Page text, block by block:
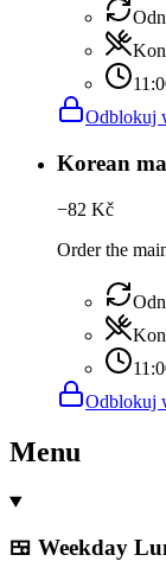
Odblokuj
Korean
−82 Kč
Order the
Odblokuj
Menu
🍱 Weekday